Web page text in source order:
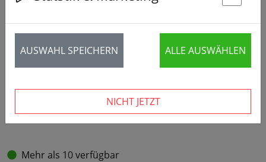
Mehr als 10 verfügbar
AUSWAHL SPEICHERN ALLE AUSWÄHLEN
NICHT JETZT